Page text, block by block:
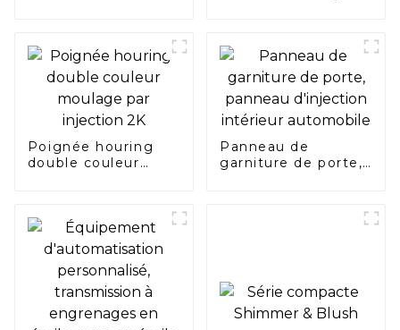
Poignée houring
double couleur
Panneau de
garniture de porte,